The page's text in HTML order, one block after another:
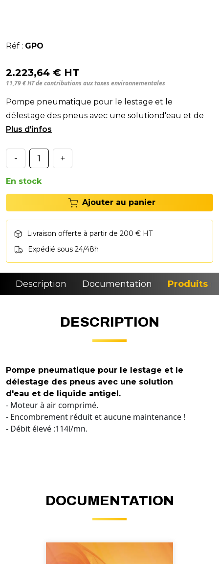
Réf : GPO
2.223,64 € HT
11,79 € HT de contributions aux taxes environnementales
Pompe pneumatique pour le lestage et le
délestage des pneus avec une solutiond'eau et de
liquide antigel.
- +
En stock
Ajouter au panier
Livraison offerte à partir de 200 € HT
Expédié sous 24/48h
Description Documentation Produits
DESCRIPTION
Pompe pneumatique pour le lestage et le
délestage des pneus avec une solution
d'eau et de liquide antigel.
- Moteur à air comprimé.
- Encombrement réduit et aucune maintenance !
- Débit élevé :114l/mn.
DOCUMENTATION